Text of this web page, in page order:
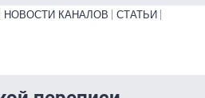
НОВОСТИ КАНАЛОВ
СТАТЬИ